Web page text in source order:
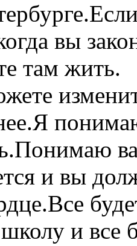
вы
там жить.
и вы
школу и